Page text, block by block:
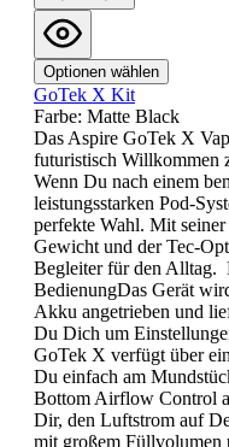
Optionen wählen
GoTek X Kit
Farbe: Matte Black
Das Aspire GoTek X
futuristisch Willkommen
Wenn Du nach einem
leistungsstarken Pod-
perfekte Wahl. Mit
Gewicht und der Tec-
Begleiter für den Alltag.
BedienungDas Gerät
Akku angetrieben und
Du Dich um
GoTek X verfügt über
Du einfach am
Bottom Airflow Control
Dir, den Luftstrom auf
mit großem Füllvolumen